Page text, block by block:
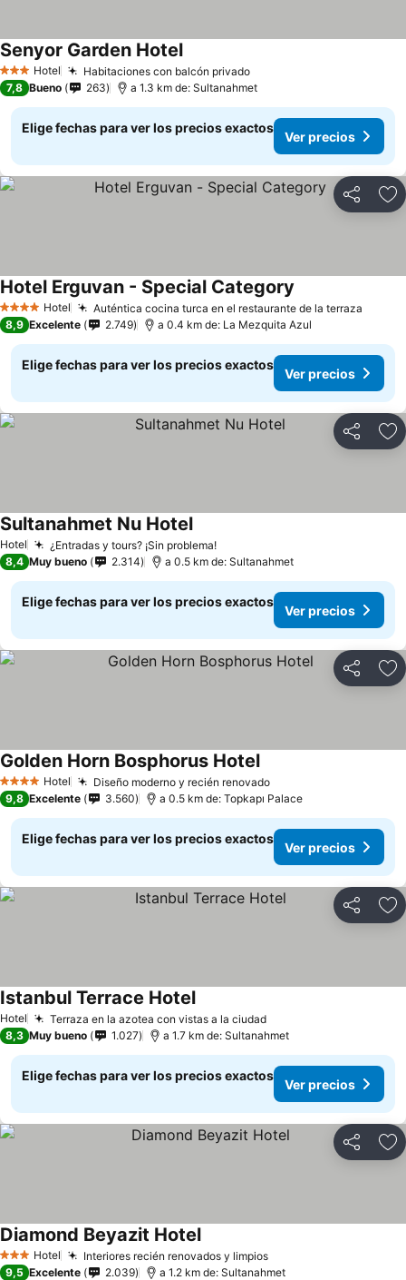
3 Estrellas
Hotel Habitaciones con balcón privado
Senyor Garden Hotel
7,8 Bueno 263 a 1.3 km de: Sultanahmet
Elige fechas para ver los precios exactos
Ver precios
Compartir
4 EstrellasHotel Auténtica cocina turca en el restaurante de la terraza
Hotel Erguvan - Special Category
8,9 Excelente 2.749 a 0.4 km de: La Mezquita Azul
Elige fechas para ver los precios exactos
Ver precios
Compartir
Hotel ¿Entradas y tours? ¡Sin problema!
Sultanahmet Nu Hotel
8,4 Muy bueno 2.314 a 0.5 km de: Sultanahmet
Elige fechas para ver los precios exactos
Ver precios
Compartir
4 EstrellasHotel Diseño moderno y recién renovado
Golden Horn Bosphorus Hotel
9,8 Excelente 3.560 a 0.5 km de: Topkapı Palace
Elige fechas para ver los precios exactos
Ver precios
Compartir
Hotel Terraza en la azotea con vistas a la ciudad
Istanbul Terrace Hotel
8,3 Muy bueno 1.027 a 1.7 km de: Sultanahmet
Elige fechas para ver los precios exactos
Ver precios
Compartir
3 Estrellas
Hotel Interiores recién renovados y limpios
Diamond Beyazit Hotel
9,5 Excelente 2.039 a 1.2 km de: Sultanahmet